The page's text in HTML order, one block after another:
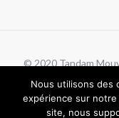
© 2020 Tandam
Politique de
Nous utilisons des
expérience sur
site, nous